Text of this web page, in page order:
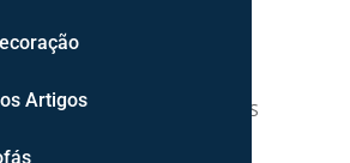
| DECORAÇÃO DE INTERIORES
Artigos